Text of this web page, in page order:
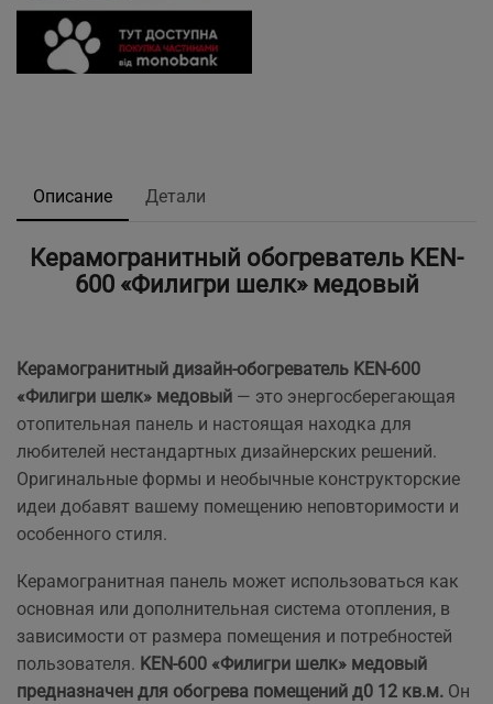
Описание Детали
Керамогранитный обогреватель KEN-
600 «Филигри шелк» медовый
Керамогранитный дизайн-обогреватель KEN-600
«Филигри шелк» медовый — это энергосберегающая
отопительная панель и настоящая находка для
любителей нестандартных дизайнерских решений.
Оригинальные формы и необычные конструкторские
идеи добавят вашему помещению неповторимости и
особенного стиля.
Керамогранитная панель может использоваться как
основная или дополнительная система отопления, в
зависимости от размера помещения и потребностей
пользователя. KEN-600 «Филигри шелк» медовый
предназначен для обогрева помещений д0 12 кв.м. Он